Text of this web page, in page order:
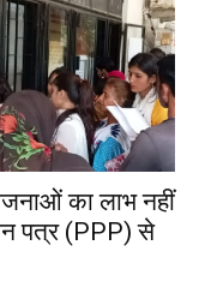
का लाभ नहीं
पत्र (PPP) से